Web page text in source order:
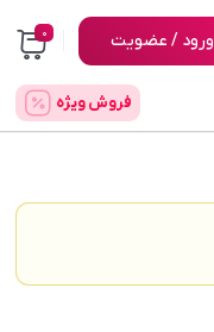
ورود / عضویت 0
فروش ویژه